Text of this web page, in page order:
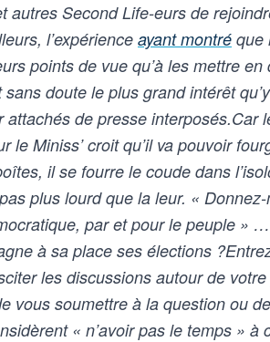
autres Second Life-eurs de
l’expérienceayant montré que
points de vue qu’à les mettre
doute le plus grand intérêt
de presse interposés.Car
le Miniss’ croit qu’il va pouvoir
il se fourre le coude dans
plus lourd que la leur. «
par et pour le peuple »
à sa place ses élections
les discussions autour de
vous soumettre à la question ou
« n’avoir pas le temps »